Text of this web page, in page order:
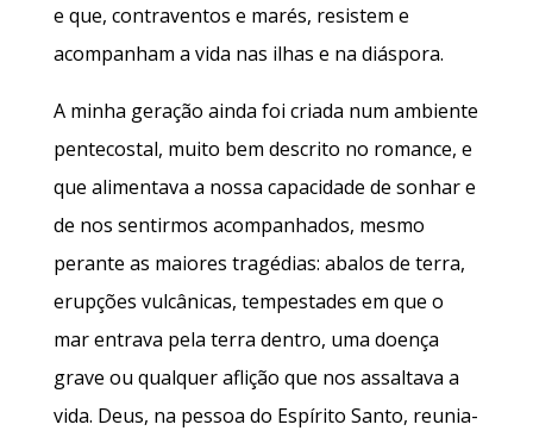
e que, contraventos e marés, resistem e
acompanham a vida nas ilhas e na diáspora.
A minha geração ainda foi criada num ambiente
pentecostal, muito bem descrito no romance, e
que alimentava a nossa capacidade de sonhar e
de nos sentirmos acompanhados, mesmo
perante as maiores tragédias: abalos de terra,
erupções vulcânicas, tempestades em que o
mar entrava pela terra dentro, uma doença
grave ou qualquer aflição que nos assaltava a
vida. Deus, na pessoa do Espírito Santo, reunia-